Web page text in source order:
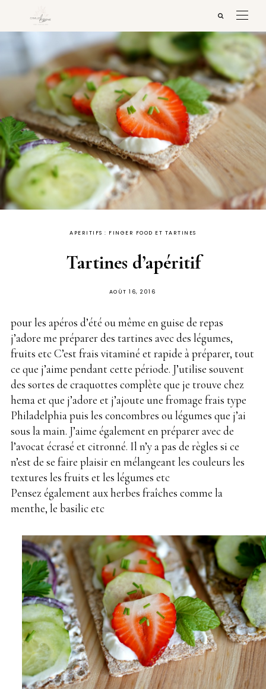
APERITIFS : FINGER FOOD ET TARTINES
Tartines d’apéritif
PUBLIÉ
AOÛT 16, 2016
pour les apéros d’été ou même en guise de repas
j’adore me préparer des tartines avec des légumes,
fruits etc C’est frais vitaminé et rapide à préparer, tout
ce que j’aime pendant cette période. J’utilise souvent
des sortes de craquottes complète que je trouve chez
hema et que j’adore et j’ajoute une fromage frais type
Philadelphia puis les concombres ou légumes que j’ai
sous la main. J’aime également en préparer avec de
l’avocat écrasé et citronné. Il n’y a pas de règles si ce
n’est de se faire plaisir en mélangeant les couleurs les
textures les fruits et les légumes etc
Pensez également aux herbes fraîches comme la
menthe, le basilic etc